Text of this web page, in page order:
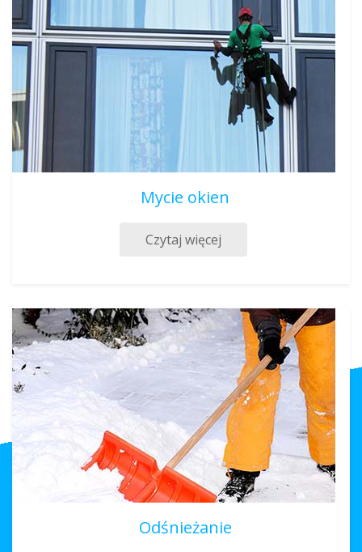
Mycie okien
Czytaj więcej
Odśnieżanie